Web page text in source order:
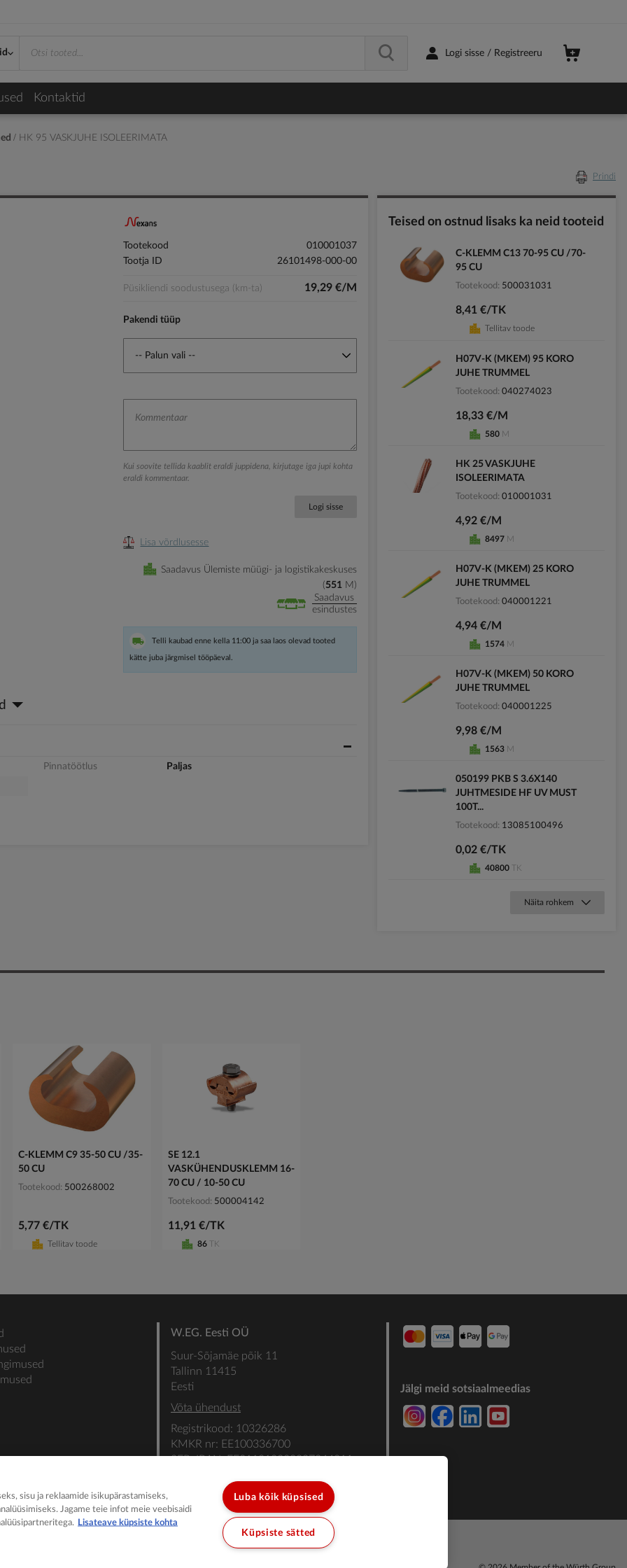
Logi sisse / Registreeru
Kontaktid
HK 95 VASKJUHE ISOLEERIMATA
Prindi
Tootekood
010001037
Tootja ID
26101498-000-00
Püsikliendi soodustusega (km-ta) 19,29 €/M
Pakendi tüüp
Kui soovite tellida kaablit eraldi juppidena, kirjutage iga jupi kohta
eraldi kommentaar.
Logi sisse
Lisa võrdlusesse
Saadavus Ülemiste müügi- ja logistikakeskuses
551 M
Saadavus
esindustes
Telli kaubad enne kella 11:00 ja saa laos olevad tooted
kätte juba järgmisel tööpäeval.
Pinnatöötlus Paljas
Teised on ostnud lisaks ka neid tooteid
C-KLEMM C13 70-95 CU /70-
95 CU
Tootekood 500031031
8,41 €/TK
Tellitav toode
H07V-K (MKEM) 95 KORO
JUHE TRUMMEL
Tootekood 040274023
18,33 €/M
580 M
HK 25 VASKJUHE
ISOLEERIMATA
Tootekood 010001031
4,92 €/M
8497 M
H07V-K (MKEM) 25 KORO
JUHE TRUMMEL
Tootekood 040001221
4,94 €/M
1574 M
H07V-K (MKEM) 50 KORO
JUHE TRUMMEL
Tootekood 040001225
9,98 €/M
1563 M
050199 PKB S 3.6X140
JUHTMESIDE HF UV MUST
100T...
Tootekood 13085100496
0,02 €/TK
40800 TK
Näita rohkem
C-KLEMM C9 35-50 CU /35-
50 CU
Tootekood 500268002
5,77 €/TK
Tellitav toode
SE 12.1
VASKÜHENDUSKLEMM 16-
70 CU / 10-50 CU
Tootekood 500004142
11,91 €/TK
86 TK
W.EG. Eesti OÜ
Suur-Sõjamäe põik 11
Tallinn 11415
Eesti
Võta ühendust
Registrikood: 10326286
KMKR nr: EE100336700
SEB: IBAN: EE311010220007244011
Jälgi meid sotsiaalmeedias
sisu ja reklaamide isikupärastamiseks,
Jagame teie infot meie veebisaidi
Lisateave küpsiste kohta
Luba kõik küpsised
Küpsiste sätted